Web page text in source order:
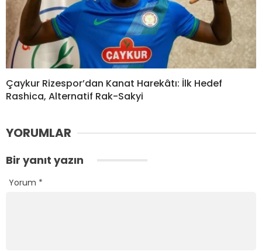
Çaykur Rizespor’dan Kanat Harekâtı: İlk Hedef
Rashica, Alternatif Rak-Sakyi
YORUMLAR
Bir yanıt yazın
Yorum *